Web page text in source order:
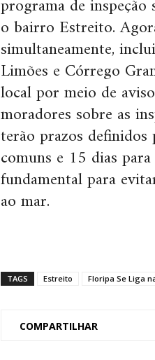
programa de
o bairro Estreito.
simultaneamente,
Limões e Córrego
local por meio de
moradores sobre as
terão prazos
comuns e 15 dias
fundamental para
ao mar.
TAGS Estreito Floripa Se Liga
COMPARTILHAR